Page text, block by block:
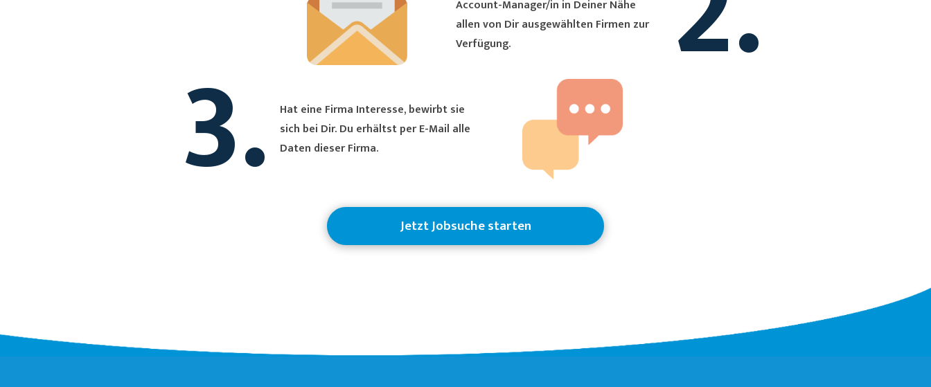
Account-Manager/in in Deiner Nähe
allen von Dir ausgewählten Firmen zur
Verfügung.
3.
Hat eine Firma Interesse, bewirbt sie
sich bei Dir. Du erhältst per E-Mail alle
Daten dieser Firma.
Jetzt Jobsuche starten